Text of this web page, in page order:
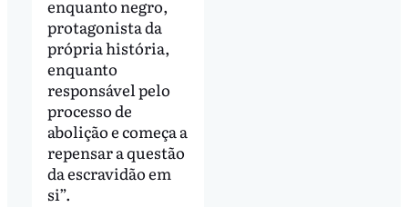
enquanto negro,
protagonista da
própria história,
enquanto
responsável pelo
processo de
abolição e começa a
repensar a questão
da escravidão em
si”.